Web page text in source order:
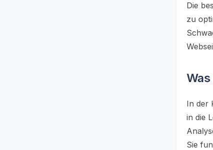
Die
zu
In der
in die
Sie